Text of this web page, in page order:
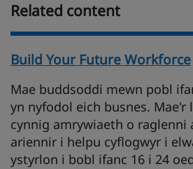
Related content
Build Your Future Workforce
Mae buddsoddi mewn pobl
yn nyfodol eich busnes. Mae'r
cynnig amrywiaeth o raglenni
ariennir i helpu cyflogwyr i
ystyrlon i bobl ifanc 16 i 24